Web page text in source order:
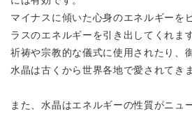
マイナスに傾いた心身のエネルギーを
ラスのエネルギーを引き出してくれます
祈祷や宗教的な儀式に使用されたり、
水晶は古くから世界各地で愛されてき
また、水晶はエネルギーの性質がニュ